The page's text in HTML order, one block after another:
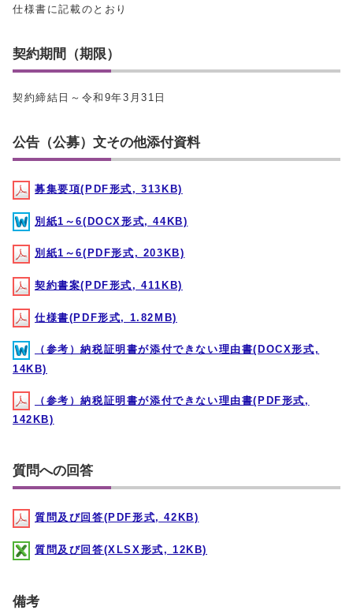
仕様書に記載のとおり
契約期間（期限）
契約締結日～令和9年3月31日
公告（公募）文その他添付資料
募集要項(PDF形式, 313KB)
別紙1～6(DOCX形式, 44KB)
別紙1～6(PDF形式, 203KB)
契約書案(PDF形式, 411KB)
仕様書(PDF形式, 1.82MB)
（参考）納税証明書が添付できない理由書(DOCX形式,
14KB)
（参考）納税証明書が添付できない理由書(PDF形式,
142KB)
質問への回答
質問及び回答(PDF形式, 42KB)
質問及び回答(XLSX形式, 12KB)
備考